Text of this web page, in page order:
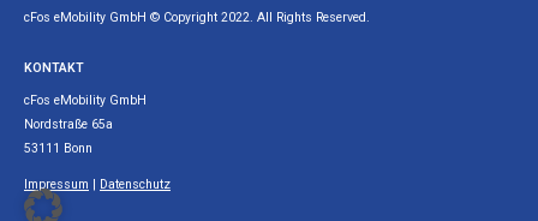
cFos eMobility GmbH © Copyright 2022. All Rights Reserved.
KONTAKT
cFos eMobility GmbH
Nordstraße 65a
53111 Bonn
Impressum | Datenschutz